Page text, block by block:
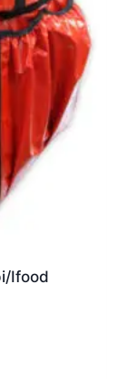
Ifood